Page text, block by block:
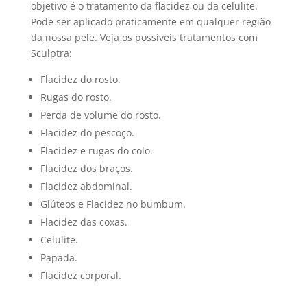
objetivo é o tratamento da flacidez ou da celulite.
Pode ser aplicado praticamente em qualquer região
da nossa pele. Veja os possíveis tratamentos com
Sculptra:
Flacidez do rosto.
Rugas do rosto.
Perda de volume do rosto.
Flacidez do pescoço.
Flacidez e rugas do colo.
Flacidez dos braços.
Flacidez abdominal.
Glúteos e Flacidez no bumbum.
Flacidez das coxas.
Celulite.
Papada.
Flacidez corporal.